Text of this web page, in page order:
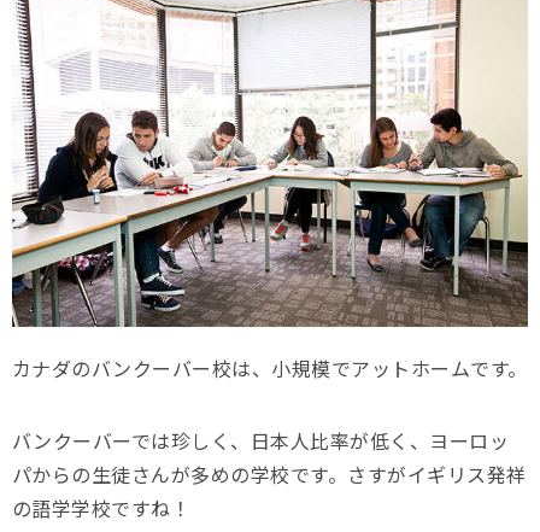
カナダのバンクーバー校は、小規模でアットホームです。
バンクーバーでは珍しく、日本人比率が低く、ヨーロッ
パからの生徒さんが多めの学校です。さすがイギリス発祥
の語学学校ですね！